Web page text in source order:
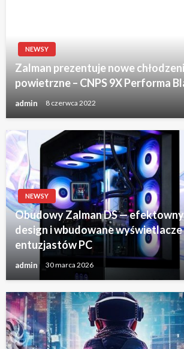
NEWSY
Zalman prezentuje nowe
powietrzne – CNPS 9X Performa
admin 8 czerwca 2022
NEWSY
Obudowy Zalman DS — efektowny
design i wbudowane
entuzjastów PC
admin 30 marca 2026